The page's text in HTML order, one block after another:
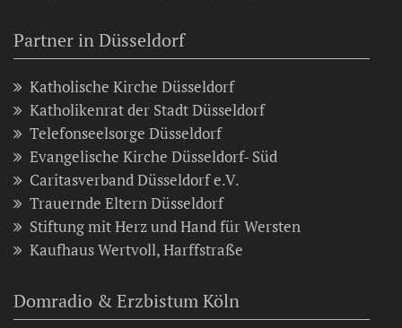
Partner in Düsseldorf
Katholische Kirche Düsseldorf
Katholikenrat der Stadt Düsseldorf
Telefonseelsorge Düsseldorf
Evangelische Kirche Düsseldorf- Süd
Caritasverband Düsseldorf e.V.
Trauernde Eltern Düsseldorf
Stiftung mit Herz und Hand für Wersten
Kaufhaus Wertvoll, Harffstraße
Domradio & Erzbistum Köln